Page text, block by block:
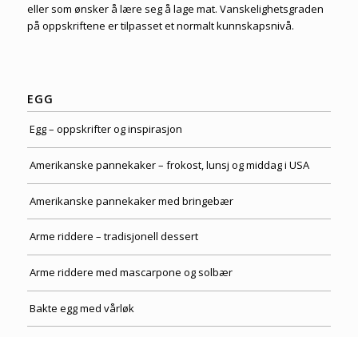
eller som ønsker å lære seg å lage mat. Vanskelighetsgraden
på oppskriftene er tilpasset et normalt kunnskapsnivå.
EGG
Egg – oppskrifter og inspirasjon
Amerikanske pannekaker – frokost, lunsj og middag i USA
Amerikanske pannekaker med bringebær
Arme riddere – tradisjonell dessert
Arme riddere med mascarpone og solbær
Bakte egg med vårløk